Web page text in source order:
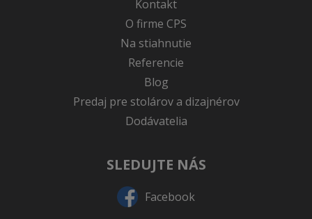
Kontakt
O firme CPS
Na stiahnutie
Referencie
Blog
Predaj pre stolárov a dizajnérov
Dodávatelia
SLEDUJTE NÁS
Facebook